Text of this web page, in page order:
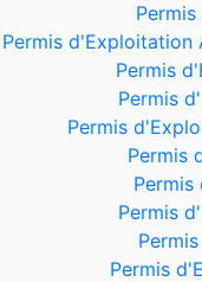
Permis d'Exploitation
Permis
Permis
Permis
Permis
Permis
Permis
Permis